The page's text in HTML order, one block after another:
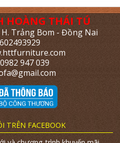
HOÀNG THÁI TÚ
H. Trảng Bom - Đồng Nai
947 039
TRÊN FACEBOOK